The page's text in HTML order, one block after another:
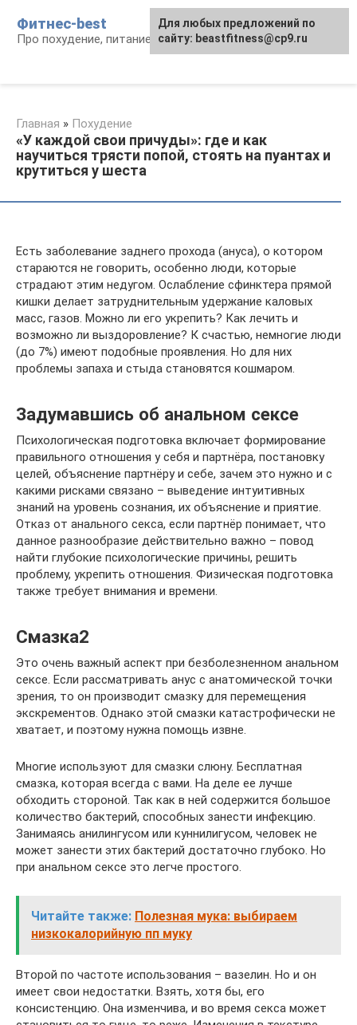
контенту
Фитнес-best
Про похудение, питание и фитнес
Главная » Похудение
«У каждой свои причуды»: где и как
научиться трясти попой, стоять на пуантах и
крутиться у шеста
Есть заболевание заднего прохода (ануса), о котором
стараются не говорить, особенно люди, которые
страдают этим недугом. Ослабление сфинктера прямой
кишки делает затруднительным удержание каловых
масс, газов. Можно ли его укрепить? Как лечить и
возможно ли выздоровление? К счастью, немногие люди
(до 7%) имеют подобные проявления. Но для них
проблемы запаха и стыда становятся кошмаром.
Задумавшись об анальном сексе
Психологическая подготовка включает формирование
правильного отношения у себя и партнёра, постановку
целей, объяснение партнёру и себе, зачем это нужно и с
какими рисками связано – выведение интуитивных
знаний на уровень сознания, их объяснение и приятие.
Отказ от анального секса, если партнёр понимает, что
данное разнообразие действительно важно – повод
найти глубокие психологические причины, решить
проблему, укрепить отношения. Физическая подготовка
также требует внимания и времени.
Смазка2
Это очень важный аспект при безболезненном анальном
сексе. Если рассматривать анус с анатомической точки
зрения, то он производит смазку для перемещения
экскрементов. Однако этой смазки катастрофически не
хватает, и поэтому нужна помощь извне.
Многие используют для смазки слюну. Бесплатная
смазка, которая всегда с вами. На деле ее лучше
обходить стороной. Так как в ней содержится большое
количество бактерий, способных занести инфекцию.
Занимаясь анилингусом или куннилигусом, человек не
может занести этих бактерий достаточно глубоко. Но
при анальном сексе это легче простого.
Читайте также: Полезная мука: выбираем
низкокалорийную пп муку
Второй по частоте использования – вазелин. Но и он
имеет свои недостатки. Взять, хотя бы, его
консистенцию. Она изменчива, и во время секса может
Для любых предложений по
сайту: beastfitness@cp9.ru